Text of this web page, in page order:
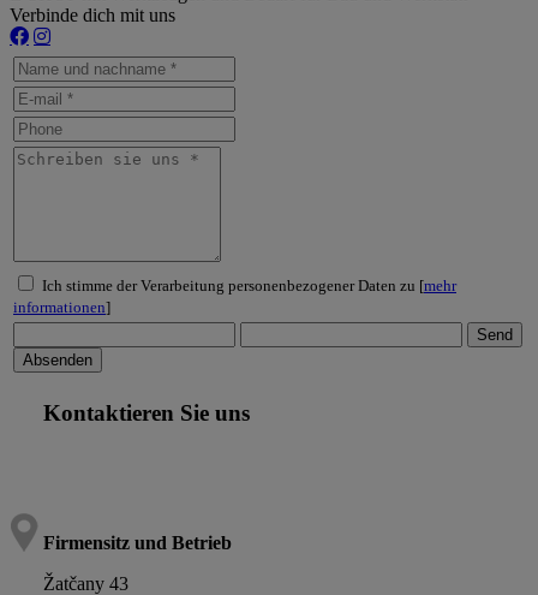
Verbinde dich mit uns
Ich stimme der Verarbeitung personenbezogener Daten zu [mehr
informationen]
Kontaktieren Sie uns
Firmensitz und Betrieb
Žatčany 43